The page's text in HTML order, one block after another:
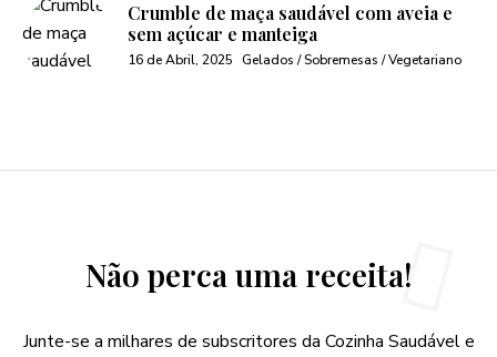
Crumble de maça saudável com aveia e
sem açúcar e manteiga
16 de Abril, 2025 Gelados / Sobremesas / Vegetariano
Não perca uma receita!
Junte-se a milhares de subscritores da Cozinha Saudável e